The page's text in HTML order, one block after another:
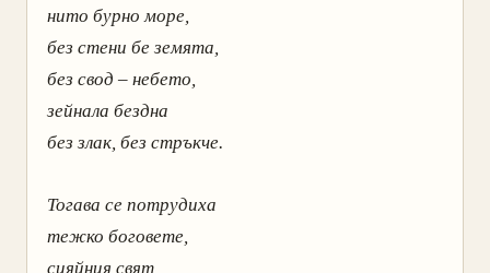
нито бурно море,
без стени бе земята,
без свод – небето,
зейнала бездна
без злак, без стръкче.
Тогава се потрудиха
тежко боговете,
сияйния свят